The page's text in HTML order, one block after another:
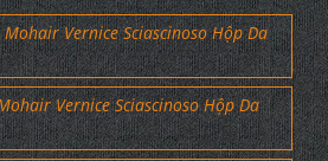
Vernice Sciascinoso Hộp Da
Vernice Sciascinoso Hộp Da